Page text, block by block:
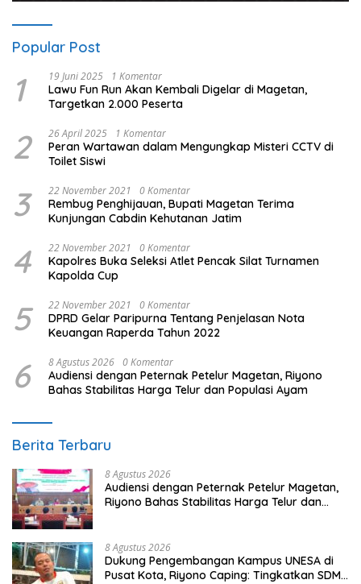
Popular Post
1 19 Juni 2025 1 Komentar
Lawu Fun Run Akan Kembali Digelar di Magetan,
Targetkan 2.000 Peserta
2 26 April 2025 1 Komentar
Peran Wartawan dalam Mengungkap Misteri CCTV di
Toilet Siswi
3 22 November 2021 0 Komentar
Rembug Penghijauan, Bupati Magetan Terima
Kunjungan Cabdin Kehutanan Jatim
4 22 November 2021 0 Komentar
Kapolres Buka Seleksi Atlet Pencak Silat Turnamen
Kapolda Cup
5 22 November 2021 0 Komentar
DPRD Gelar Paripurna Tentang Penjelasan Nota
Keuangan Raperda Tahun 2022
6 8 Agustus 2026 0 Komentar
Audiensi dengan Peternak Petelur Magetan, Riyono
Bahas Stabilitas Harga Telur dan Populasi Ayam
Berita Terbaru
8 Agustus 2026
Audiensi dengan Peternak Petelur Magetan,
Riyono Bahas Stabilitas Harga Telur dan
8 Agustus 2026
Dukung Pengembangan Kampus UNESA di
Pusat Kota, Riyono Caping: Tingkatkan SDM